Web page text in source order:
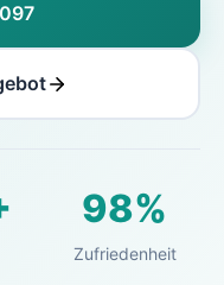
98%
Zufriedenheit